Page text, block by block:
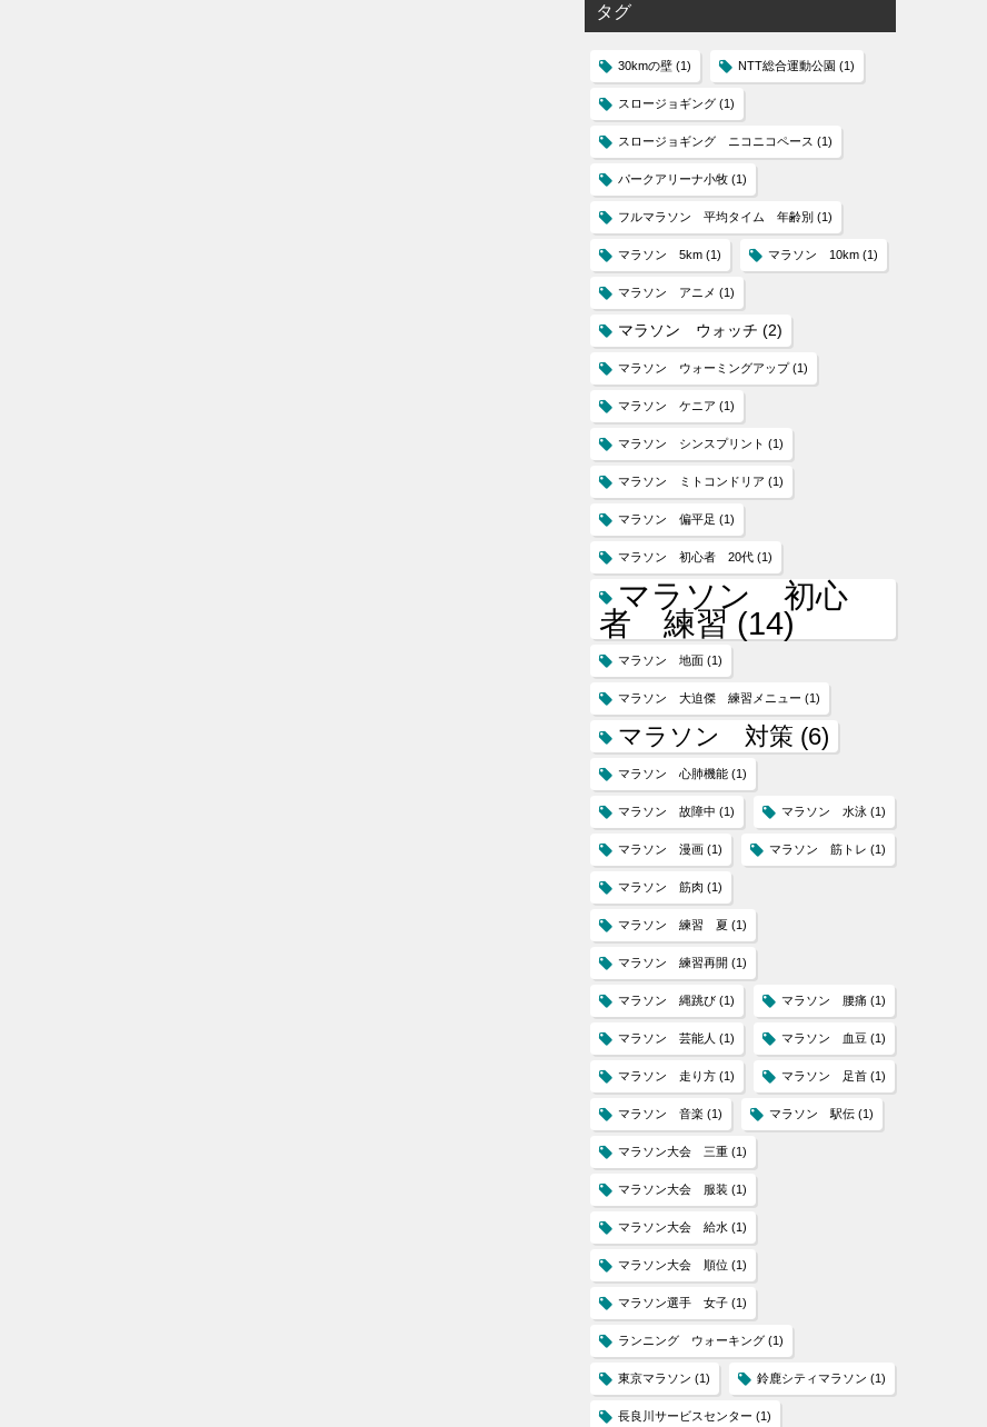
タグ
30kmの壁 (1) NTT総合運動公園 (1)
スロージョギング (1)
スロージョギング ニコニコペース (1)
パークアリーナ小牧 (1)
フルマラソン 平均タイム 年齢別 (1)
マラソン 5km (1) マラソン 10km (1)
マラソン アニメ (1)
マラソン ウォッチ (2)
マラソン ウォーミングアップ(1)
マラソン ケニア (1)
マラソン シンスプリント (1)
マラソン ミトコンドリア (1)
マラソン 偏平足 (1)
マラソン 初心者 20代 (1)
マラソン 初心
者 練習 (14)
マラソン 地面 (1)
マラソン 大迫傑 練習メニュー (1)
マラソン 対策 (6)
マラソン 心肺機能 (1)
マラソン 故障中 (1) マラソン 水泳 (1)
マラソン 漫画 (1) マラソン 筋トレ (1)
マラソン 筋肉 (1)
マラソン 練習 夏 (1)
マラソン 練習再開 (1)
マラソン 縄跳び (1) マラソン 腰痛 (1)
マラソン 芸能人 (1) マラソン 血豆 (1)
マラソン 走り方 (1) マラソン 足首 (1)
マラソン 音楽 (1) マラソン 駅伝 (1)
マラソン大会 三重 (1)
マラソン大会 服装 (1)
マラソン大会 給水 (1)
マラソン大会 順位 (1)
マラソン選手 女子 (1)
ランニング ウォーキング (1)
東京マラソン (1) 鈴鹿シティマラソン (1)
長良川サービスセンター (1)